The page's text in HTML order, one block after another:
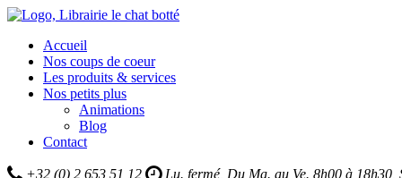
Accueil
Nos coups de coeur
Les produits & services
Nos petits plus
Animations
Blog
Contact
+32 (0) 2 653 51 12 Lu. fermé, Du Ma. au Ve. 8h00 à 18h30,